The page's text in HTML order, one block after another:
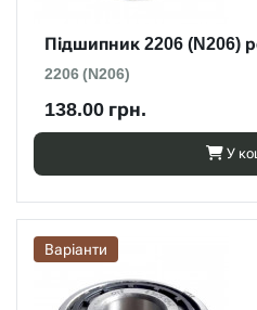
Підшипник 2206 (N206)
2206 (N206)
138.00 грн.
У
Варіанти